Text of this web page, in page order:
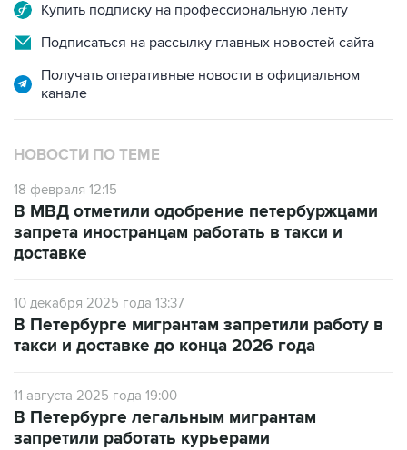
Купить подписку на профессиональную ленту
Подписаться на рассылку главных новостей сайта
Получать оперативные новости в официальном
канале
НОВОСТИ ПО ТЕМЕ
18 февраля 12:15
В МВД отметили одобрение петербуржцами
запрета иностранцам работать в такси и
доставке
10 декабря 2025 года 13:37
В Петербурге мигрантам запретили работу в
такси и доставке до конца 2026 года
11 августа 2025 года 19:00
В Петербурге легальным мигрантам
запретили работать курьерами